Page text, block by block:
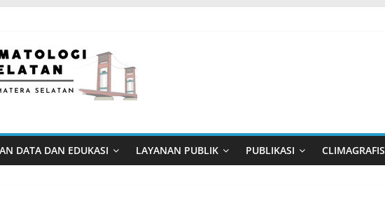
DATA DAN EDUKASI LAYANAN PUBLIK PUBLIKASI CLIMAGRAFIS